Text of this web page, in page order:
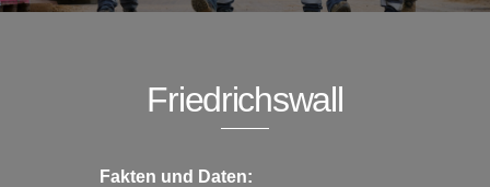
Friedrichswall
Fakten und Daten: